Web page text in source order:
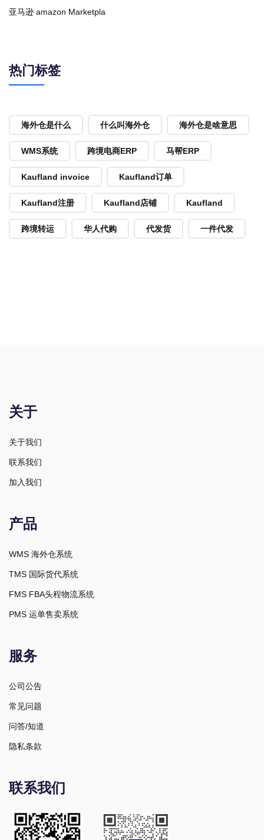
亚马逊 amazon Marketpla
热门标签
海外仓是什么 什么叫海外仓 海外仓是啥意思
WMS系统 跨境电商ERP 马帮ERP
Kaufland invoice Kaufland订单
Kaufland注册 Kaufland店铺 Kaufland
跨境转运 华人代购 代发货 一件代发
关于
关于我们
联系我们
加入我们
产品
WMS 海外仓系统
TMS 国际货代系统
FMS FBA头程物流系统
PMS 运单售卖系统
服务
公司公告
常见问题
问答/知道
隐私条款
联系我们